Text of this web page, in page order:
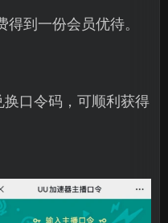
到一份会员优待。
口令码，可顺利获得